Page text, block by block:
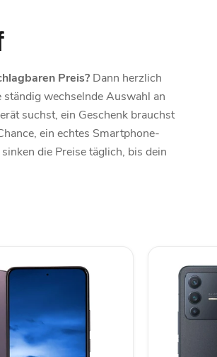
Preis? Dann herzlich
wechselnde Auswahl an
suchst, ein Geschenk brauchst
ein echtes Smartphone-
die Preise täglich, bis dein